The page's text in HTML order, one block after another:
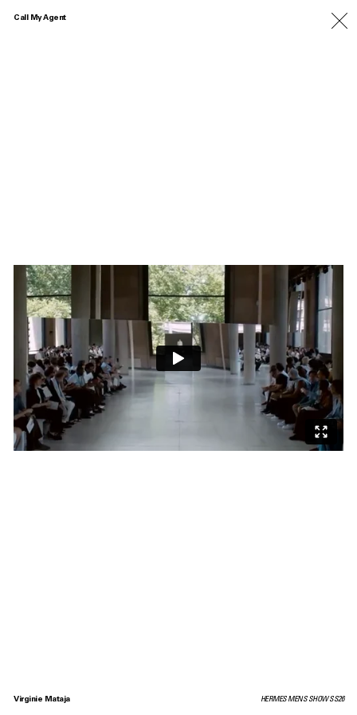
Call My Agent
Virginie Mataja HERMES MENS SHOW SS26